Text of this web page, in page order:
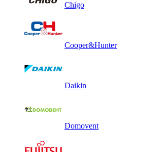
Chigo
Cooper&Hunter
Daikin
Domovent